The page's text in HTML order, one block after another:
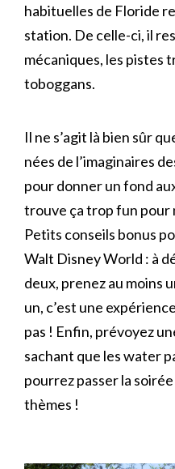
habituelles de Floride
station. De celle-ci, il
mécaniques, les pistes
toboggans.
Il ne s’agit là bien sûr
nées de l’imaginaires
pour donner un fond
trouve ça trop fun pour
Petits conseils bonus
Walt Disney World : à
deux, prenez au moins
un, c’est une
pas ! Enfin, prévoyez
sachant que les water
pourrez passer la
thèmes !